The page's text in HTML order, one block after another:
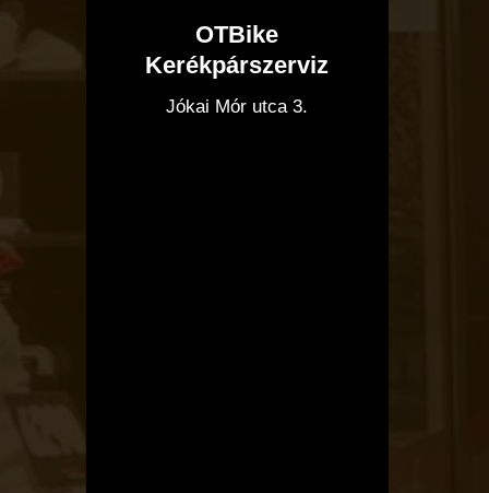
OTBike
Kerékpárszerviz
Jókai Mór utca 3.